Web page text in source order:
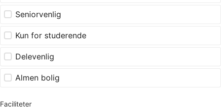
Seniorvenlig
Kun for studerende
Delevenlig
Almen bolig
Faciliteter